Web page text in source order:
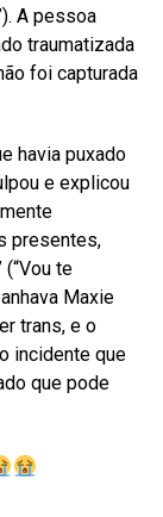
A pessoa
traumatizada
foi capturada
havia puxado
e explicou
presentes,
te
Maxie
trans, e o
incidente que
que pode